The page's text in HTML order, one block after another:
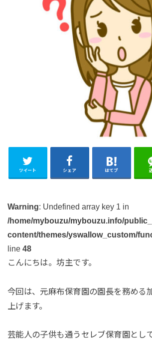
ツイート シェア はてブ
Warning: Undefined array key 1 in
/home/mybouzu/mybouzu.info/
content/themes/yswallow_custom/
line 48
こんにちは。坊主です。
今回は、元麻布保育園の園長を務める
上げます。
芸能人の子供も通うセレブ保育園とし